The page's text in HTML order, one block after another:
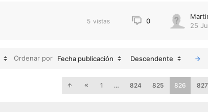
5 vistas 0
25
Ordenar por Fecha publicación Descendente
1 … 824 825 826 827